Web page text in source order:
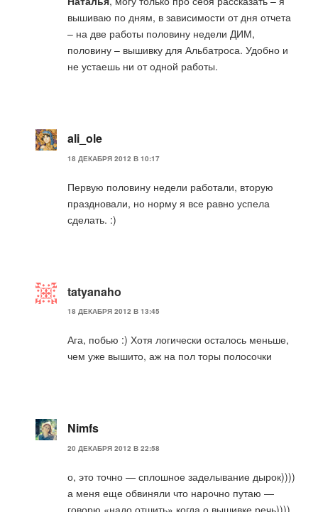
вышиваю по дням, в зависимости от дня отчета
– на две работы половину недели ДИМ,
половину – вышивку для Альбатроса. Удобно и
не устаешь ни от одной работы.
ali_ole
18 ДЕКАБРЯ 2012 В 10:17
Первую половину недели работали, вторую
праздновали, но норму я все равно успела
сделать. :)
tatyanaho
18 ДЕКАБРЯ 2012 В 13:45
Ага, побью :) Хотя логически осталось меньше,
чем уже вышито, аж на пол торы полосочки
Nimfs
20 ДЕКАБРЯ 2012 В 22:58
о, это точно — сплошное заделывание дырок))))
а меня еще обвиняли что нарочно путаю —
говорю «надо отшить» когда о вышивке речь))))